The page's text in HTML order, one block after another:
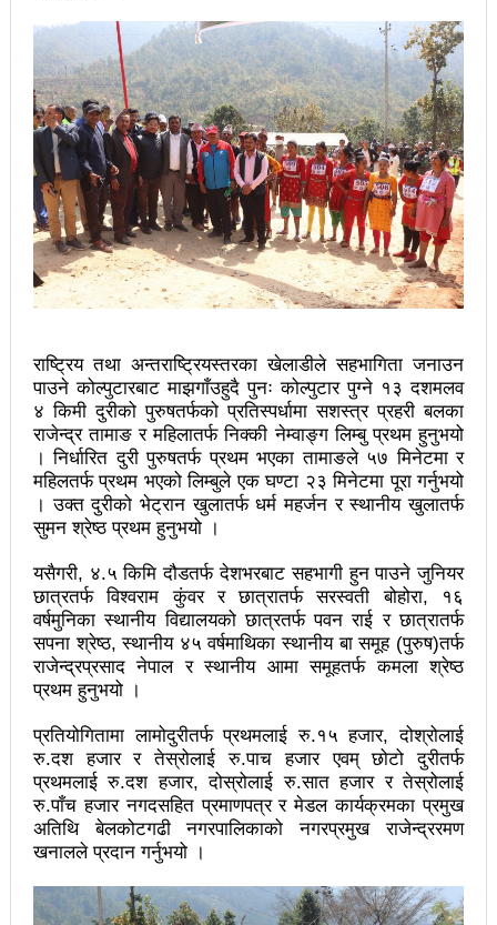
एनआरएनए बेलायतको अध्यक्षमा जिलिङका पुडासैनी
महानगर यातायातले थप्यो १२ वटा विद्युतीय बस
गणेश पण्डितको कवितासङ्ग्रह कालापानी लोकार्पण
फोहोरमैला व्यवस्थापन संघ नेपालको अध्यक्षमा नुवाकोटका घिमिरे
निर्वाचित
कविता – सुख भोग
समाचार हटाउने अदालतको आदेश र पत्रकार पक्राउ पुर्जीबारे
काउन्सिल सुक्ष्म अध्ययनमा
लोकतान्त्रिक सहिद सन्तति वृत्ति कोष स्थापनाः सहिदका
बालबालिकाको शिक्षामा खर्च हुने
महिनावारी स्वच्छताका लागि ३९२ साइकल यात्रीको
सचेतनामूलक र्‍याली
नवलपरासी काठमाडौँ सम्पर्क समन्वय समितिको अध्यक्षमा
विश्वकर्मा
राजावादीको आन्दोलनः आगलागीमा पत्रकारको मृत्यु
कर्फ्यु लागे पनि तीनकुने क्षेत्र अझै अशान्तः सडकमा सेना
परिचालन
राजावादीको प्रदर्शन थप उग्रः केही स्थानमा कर्फ्यु आदेश
काठमाडौँमा माओवादीको नेतृत्वमा विशाल जनप्रदर्शन
राजावादी र प्रहरीबिच झडपः तीनकुने-वानेश्वर क्षेत्र तनावग्रस्त
लव प्याकुरेलद्वारा निर्देशित वृत्तचित्र ‘गर्ल्स रिराइटिङ डेस्टीनी’
लाई अडियन्स च्वाइस अवार्ड
राष्ट्रिय तथा अन्तराष्ट्रियस्तरका खेलाडीले सहभागिता जनाउन
पाउने कोल्पुटारबाट माझगाँउहुदै पुनः कोल्पुटार पुग्ने १३ दशमलव
४ किमी दुरीको पुरुषतर्फको प्रतिस्पर्धामा सशस्त्र प्रहरी बलका
राजेन्द्र तामाङ र महिलातर्फ निक्की नेम्वाङ्ग लिम्बु प्रथम हुनुभयो
। निर्धारित दुरी पुरुषतर्फ प्रथम भएका तामाङले ५७ मिनेटमा र
महिलतर्फ प्रथम भएको लिम्बुले एक घण्टा २३ मिनेटमा पूरा गर्नुभयो
। उक्त दुरीको भेट्रान खुलातर्फ धर्म महर्जन र स्थानीय खुलातर्फ
सुमन श्रेष्ठ प्रथम हुनुभयो ।
यसैगरी, ४.५ किमि दौडतर्फ देशभरबाट सहभागी हुन पाउने जुनियर
छात्रतर्फ विश्वराम कुंवर र छात्रातर्फ सरस्वती बोहोरा, १६
वर्षमुनिका स्थानीय विद्यालयको छात्रतर्फ पवन राई र छात्रातर्फ
सपना श्रेष्ठ, स्थानीय ४५ वर्षमाथिका स्थानीय बा समूह (पुरुष)तर्फ
राजेन्द्रप्रसाद नेपाल र स्थानीय आमा समूहतर्फ कमला श्रेष्ठ
प्रथम हुनुभयो ।
प्रतियोगितामा लामोदुरीतर्फ प्रथमलाई रु.१५ हजार, दोश्रोलाई
रु.दश हजार र तेस्रोलाई रु.पाच हजार एवम् छोटो दुरीतर्फ
प्रथमलाई रु.दश हजार, दोस्रोलाई रु.सात हजार र तेस्रोलाई
रु.पाँच हजार नगदसहित प्रमाणपत्र र मेडल कार्यक्रमका प्रमुख
अतिथि बेलकोटगढी नगरपालिकाको नगरप्रमुख राजेन्द्ररमण
खनालले प्रदान गर्नुभयो ।